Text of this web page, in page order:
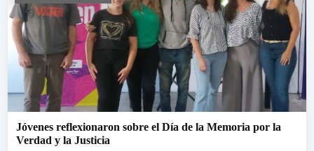
Jóvenes reflexionaron sobre el Día de la Memoria por la
Verdad y la Justicia